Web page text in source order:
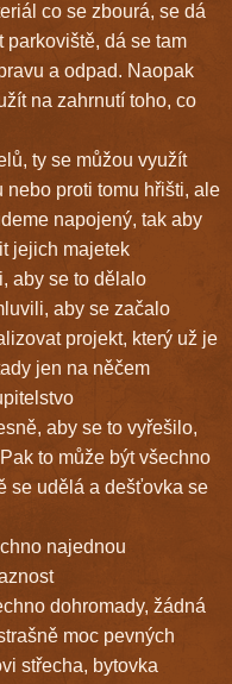
co se zbourá, se dá
parkoviště, dá se tam
a odpad. Naopak
na zahrnutí toho, co
ty se můžou využít
nebo proti tomu hřišti, ale
napojený, tak aby
jejich majetek
aby se to dělalo
aby se začalo
projekt, který už je
jen na něčem
aby se to vyřešilo,
to může být všechno
se udělá a dešťovka se
najednou
dohromady, žádná
moc pevných
střecha, bytovka